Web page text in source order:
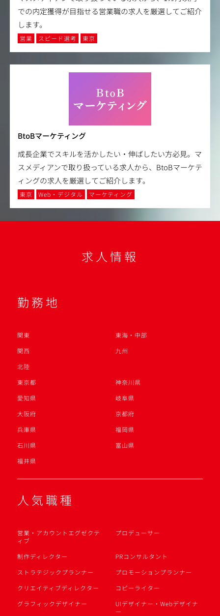
での内定獲得が目指せる営業職の求人を厳選してご紹介
します。
営業 スピード選考 東京
BtoBマーケティング
成長企業でスキルを活かしたい・伸ばしたい方必見。マ
スメディアンで取り扱っている求人から、BtoBマーケテ
ィングの求人を厳選してご紹介します。
東京 Web・デジタル マーケティング
求人情報
勤務地
関東
東海・中部
関西
九州
北陸
東京都
神奈川県
愛知県
岐阜県
大阪府
京都府
兵庫県
福岡県
石川県
富山県
福井県
人気職種
営業・アカウントエグゼクテ
ィブ
プロデューサー
制作ディレクター
PRコンサルタント
ストラテジックプランナー
プロモーションプランナー
クリエイティブディレクター
コピーライター
グラフィックデザイナー
UIデザイナー・Webデザイナ
ー